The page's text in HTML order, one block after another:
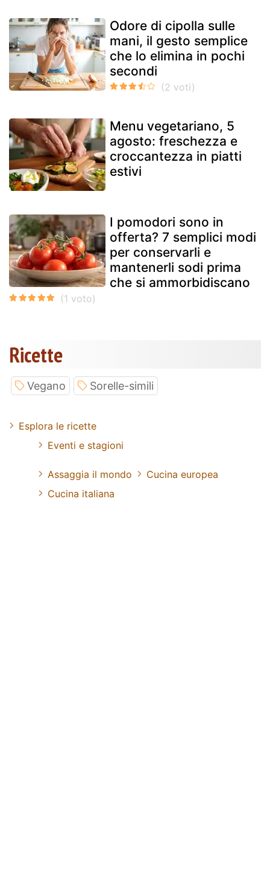
Odore di cipolla sulle
mani, il gesto semplice
che lo elimina in pochi
secondi
Menu vegetariano, 5
agosto: freschezza e
croccantezza in piatti
estivi
I pomodori sono in
offerta? 7 semplici modi
per conservarli e
mantenerli sodi prima
che si ammorbidiscano
Ricette
Vegano Sorelle-simili
Esplora le ricette
Eventi e stagioni
Assaggia il mondo
Cucina europea
Cucina italiana